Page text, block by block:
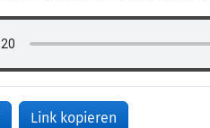
Link kopieren